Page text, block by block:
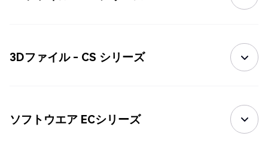
3Dファイル - CS シリーズ
ソフトウエア ECシリーズ